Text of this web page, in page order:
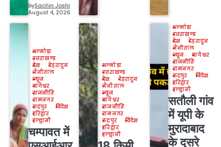
bySachin Joshi
August 4, 2026
अल्मोड़ा
उत्तराखण्ड
देश
देहरादून
नैनीताल
न्यूज
बागेश्वर
राजनीति
रामनगर
रुद्रपुर
विदेश
हरिद्वार
हल्द्वानी
चम्पावत में
अल्मोड़ा
उत्तराखण्ड
देश
देहरादून
नैनीताल
न्यूज
बागेश्वर
राजनीति
रामनगर
रुद्रपुर
विदेश
हरिद्वार
हल्द्वानी
अल्मोड़ा
उत्तराखण्ड
देश
देहरादून
नैनीताल
न्यूज
बागेश्वर
राजनीति
रामनगर
रुद्रपुर
विदेश
हरिद्वार
हल्द्वानी
सतौली गांव
में यूपी के
मुरादाबाद
के दूसरे